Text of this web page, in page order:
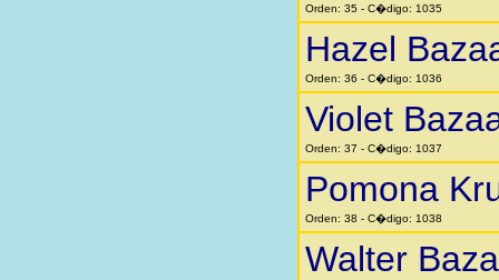
Orden: 35 - C�digo: 1035
Hazel
Orden: 36 - C�digo: 1036
Violet
Orden: 37 - C�digo: 1037
Pomona
Orden: 38 - C�digo: 1038
Walter